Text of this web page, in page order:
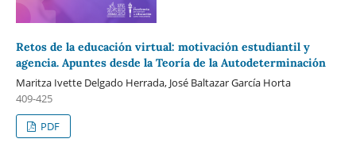
Retos de la educación virtual: motivación estudiantil y
agencia. Apuntes desde la Teoría de la Autodeterminación
Maritza Ivette Delgado Herrada, José Baltazar García Horta
409-425
PDF